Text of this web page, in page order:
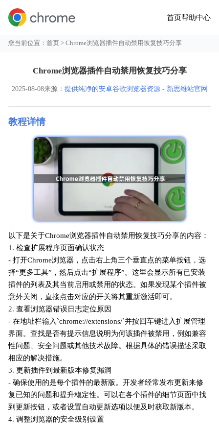
首页帮助中心
您当前位置：首页 > Chrome浏览器插件自动禁用恢复技巧分享
Chrome浏览器插件自动禁用恢复技巧分享
2025-08-08来源： 提供纯净的安卓谷歌浏览器资源 - 新思维站官网
教程详情
以下是关于Chrome浏览器插件自动禁用恢复技巧分享的内容：
1. 检查扩展程序页面确认状态
- 打开Chrome浏览器，点击右上角三个垂直点的菜单按钮，选
择“更多工具”，然后点击“扩展程序”。这里会显示所有已安装
插件的列表及其当前启用或禁用的状态。如果发现某个插件被
意外关闭，直接点击对应的开关将其重新激活即可。
2. 查看浏览器错误日志定位原因
- 在地址栏输入`chrome://extensions/`并按回车键进入扩展管理
界面。查找是否有提示信息说明为何该插件被禁用，例如兼容
性问题、安全问题或其他技术故障。根据具体的错误描述采取
相应的解决措施。
3. 更新插件到最新版本修复漏洞
- 确保使用的是每个插件的最新版。开发者经常发布更新来修
复已知的问题和提升稳定性。可以在各个插件的细节页面中找
到更新按钮，或者设置自动更新选项以便及时获取新版本。
4. 调整浏览器的安全级别设置